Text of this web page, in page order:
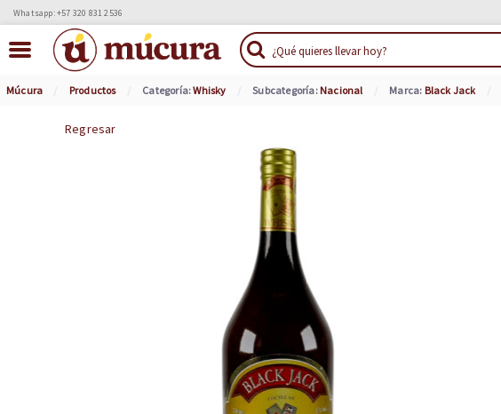
Whatsapp: +57 320 831 2536
Múcura Productos Categoría:Whisky Subcategoría: Nacional Marca: Black Jack
Regresar